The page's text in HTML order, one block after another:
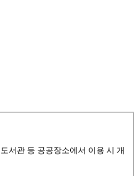
서관 등 공공장소에서 이용 시 개